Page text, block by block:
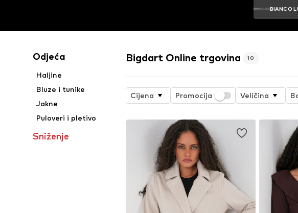
BIANCO
Odjeća
Haljine
Bluze i tunike
Jakne
Puloveri i pletivo
Sniženje
Bigdart Online trgovina 10
Cijena Promocija Veličina